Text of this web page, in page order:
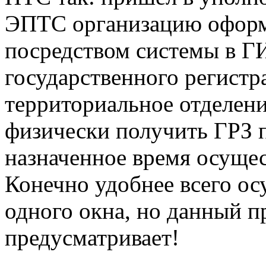
ЭПТС организацию
посредством системы в
государственного
территориальное
физически получить ГРЗ
назначенное время
Конечно удобнее всего
одного окна, но данный
предусматривает!